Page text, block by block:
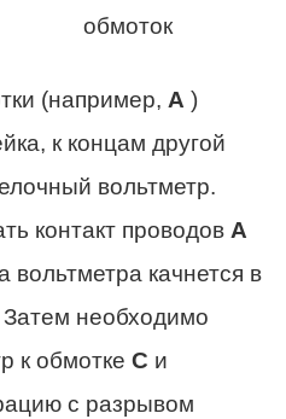
обмоток
(например, A )
к концам другой
вольтметр.
контакт проводов А
вольтметра качнется в
необходимо
к обмотке С и
с разрывом